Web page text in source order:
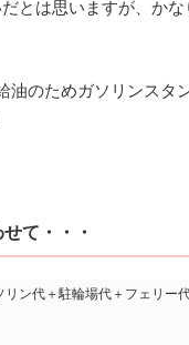
とは思いますが、か
油のためガソリンスタ
て・・・
リン代＋駐輪場代＋フェリー